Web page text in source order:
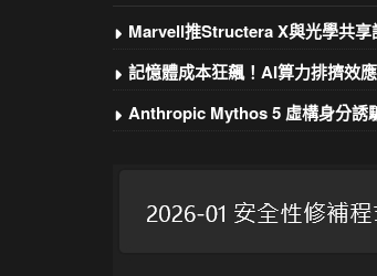
Marvell推Structera X與光學共享
記憶體成本狂飆！AI算力排擠效
Anthropic Mythos 5 虛構身分誘